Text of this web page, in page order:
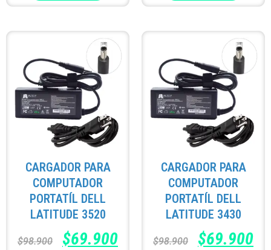
CARGADOR PARA
COMPUTADOR
PORTATÍL DELL
LATITUDE 3520
$98.900 $69.900
CARGADOR PARA
COMPUTADOR
PORTATÍL DELL
LATITUDE 3430
$98.900 $69.900